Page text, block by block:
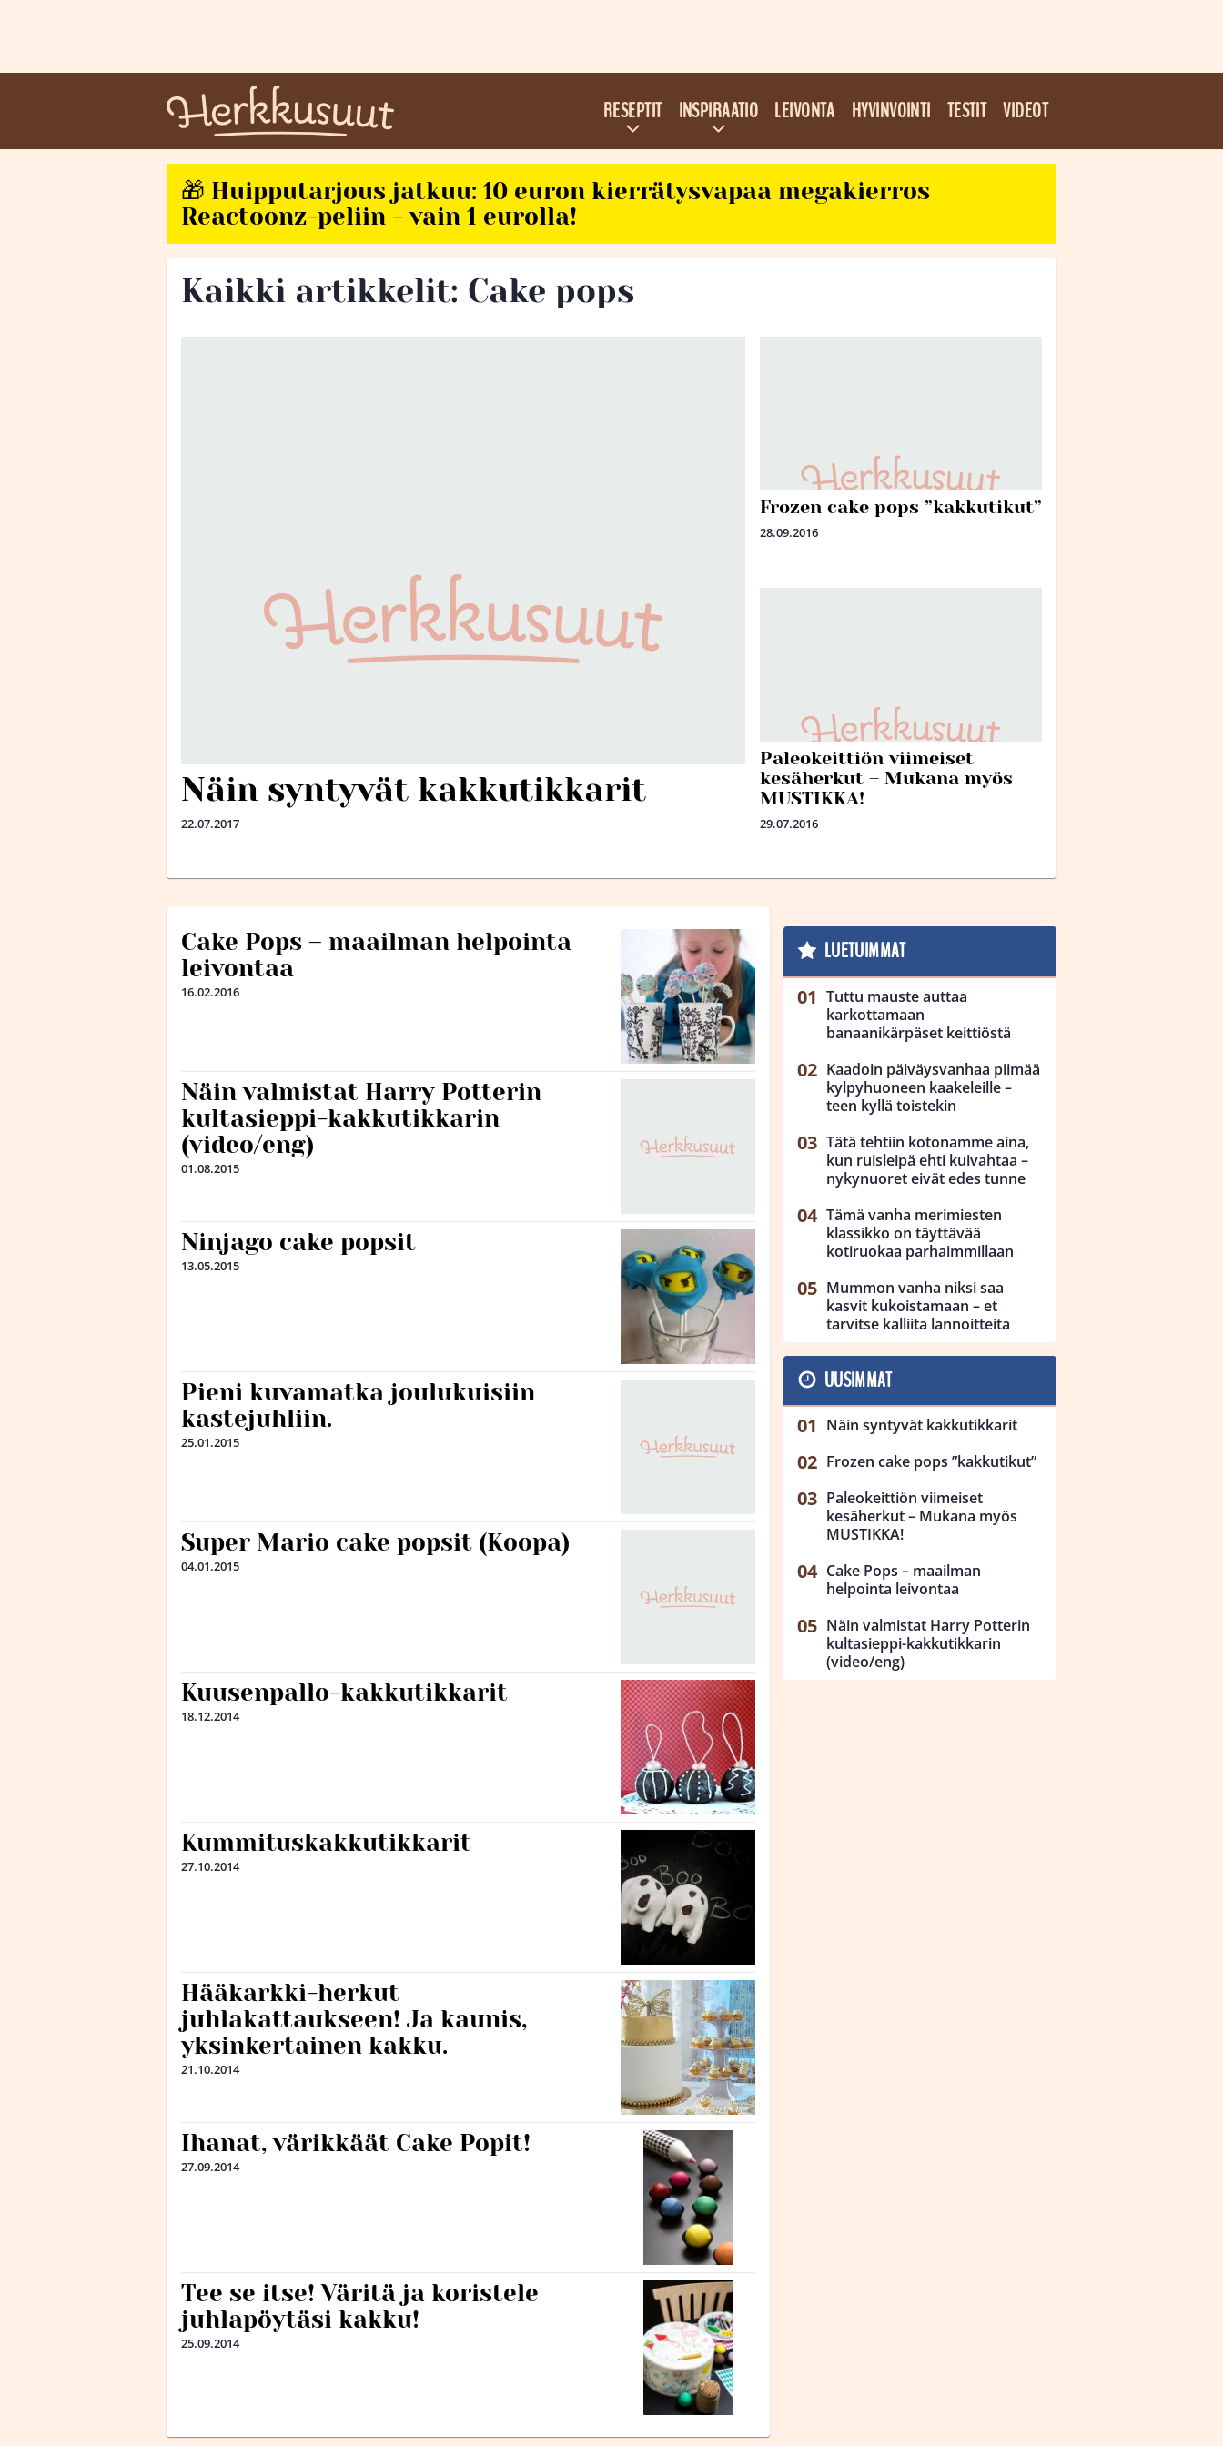
RESEPTIT INSPIRAATIO LEIVONTA HYVINVOINTI TESTIT VIDEOT
🎁 Huipputarjous jatkuu: 10 euron kierrätysvapaa megakierros
Reactoonz-peliin - vain 1 eurolla!
Kaikki artikkelit: Cake pops
Näin syntyvät kakkutikkarit
22.07.2017
Frozen cake pops ”kakkutikut”
28.09.2016
Paleokeittiön viimeiset
kesäherkut – Mukana myös
MUSTIKKA!
29.07.2016
Cake Pops – maailman helpointa
leivontaa
16.02.2016
Näin valmistat Harry Potterin
kultasieppi-kakkutikkarin
(video/eng)
01.08.2015
Ninjago cake popsit
13.05.2015
Pieni kuvamatka joulukuisiin
kastejuhliin.
25.01.2015
Super Mario cake popsit (Koopa)
04.01.2015
Kuusenpallo-kakkutikkarit
18.12.2014
Kummituskakkutikkarit
27.10.2014
Hääkarkki-herkut
juhlakattaukseen! Ja kaunis,
yksinkertainen kakku.
21.10.2014
Ihanat, värikkäät Cake Popit!
27.09.2014
Tee se itse! Väritä ja koristele
juhlapöytäsi kakku!
25.09.2014
LUETUIMMAT
Tuttu mauste auttaa
karkottamaan
banaanikärpäset keittiöstä
Kaadoin päiväysvanhaa piimää
kylpyhuoneen kaakeleille –
teen kyllä toistekin
Tätä tehtiin kotonamme aina,
kun ruisleipä ehti kuivahtaa –
nykynuoret eivät edes tunne
Tämä vanha merimiesten
klassikko on täyttävää
kotiruokaa parhaimmillaan
Mummon vanha niksi saa
kasvit kukoistamaan – et
tarvitse kalliita lannoitteita
UUSIMMAT
Näin syntyvät kakkutikkarit
Frozen cake pops ”kakkutikut”
Paleokeittiön viimeiset
kesäherkut – Mukana myös
MUSTIKKA!
Cake Pops – maailman
helpointa leivontaa
Näin valmistat Harry Potterin
kultasieppi-kakkutikkarin
(video/eng)